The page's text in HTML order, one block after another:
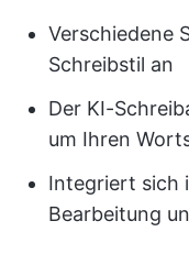
Verschiedene
Schreibstil an
Der KI-
um Ihren
Integriert sich
Bearbeitung